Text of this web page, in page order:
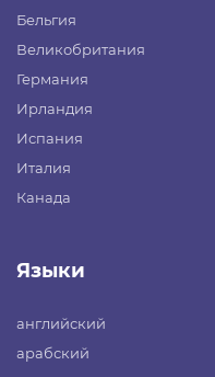
Бельгия
Великобритания
Германия
Ирландия
Испания
Италия
Канада
Языки
английский
арабский